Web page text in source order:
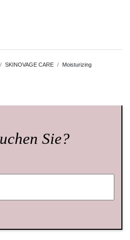
SKINOVAGE CARE
Moisturizing
Sie?